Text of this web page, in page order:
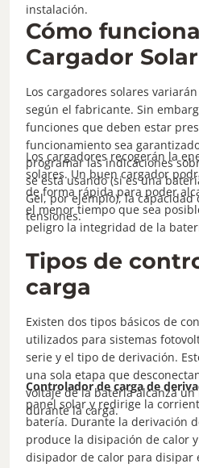
instalación.
Cómo
Cargador Solar
Los cargadores solares
según el fabricante. Sin
funciones que deben estar
funcionamiento sea
programar las indicaciones
se está usando (si es una
Gel, por ejemplo), la capacidad
tensiones.
Los cargadores recogerán la
solares. Un buen cargador
de forma rápida para poder
el menor tiempo que sea
peligro la integridad de la
Tipos de
carga
Existen dos tipos básicos de
utilizados para sistemas
serie y el tipo de derivación.
una sola etapa que
voltaje de la batería alcanza
durante la carga.
Controlador de carga de
panel solar y redirige la
batería. Durante la derivación
produce la disipación de calor
disipador de calor para disipar